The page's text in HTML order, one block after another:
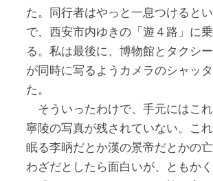
た。同行者はやっと一息つけると
で、西安市内ゆきの「遊４路」に
る。私は最後に、博物館とタクシ
が同時に写るようカメラのシャッ
た。
そういったわけで、手元にはこ
寧陵の写真が残されていない。こ
眠る李昞だとか漢の景帝だとかの
わざだとしたら面白いが、ともか